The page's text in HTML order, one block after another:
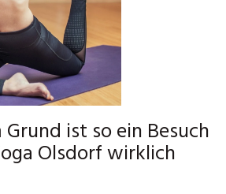
ist so ein Besuch
Olsdorf wirklich